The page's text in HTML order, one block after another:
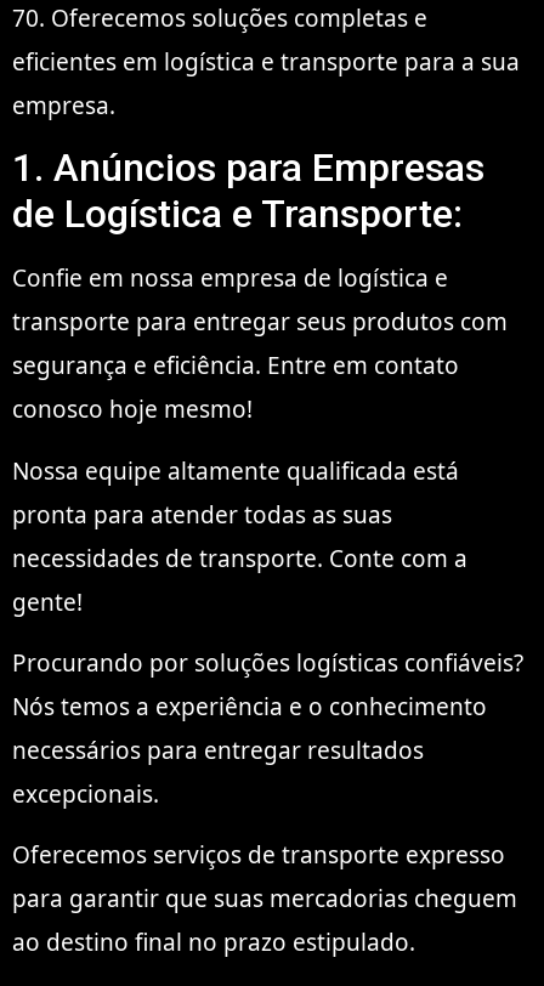
70. Oferecemos soluções completas e
eficientes em logística e transporte para a sua
empresa.
1. Anúncios para Empresas
de Logística e Transporte:
Confie em nossa empresa de logística e
transporte para entregar seus produtos com
segurança e eficiência. Entre em contato
conosco hoje mesmo!
Nossa equipe altamente qualificada está
pronta para atender todas as suas
necessidades de transporte. Conte com a
gente!
Procurando por soluções logísticas confiáveis?
Nós temos a experiência e o conhecimento
necessários para entregar resultados
excepcionais.
Oferecemos serviços de transporte expresso
para garantir que suas mercadorias cheguem
ao destino final no prazo estipulado.